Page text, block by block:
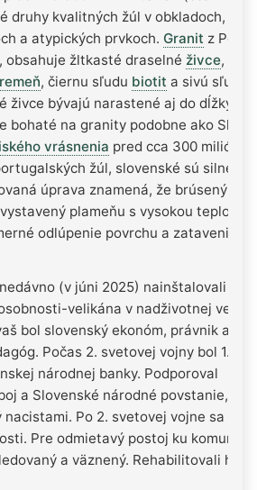
druhy kvalitných žúl v obkladoch,
a atypických prvkoch. Granit z
obsahuje žltkasté draselné živce,
, čiernu sľudu biotit a sivú sľudu
živce bývajú narastené aj do dĺžky 4
bohaté na granity podobne ako
vrásnenia pred cca 300
žúl, slovenské sú silne
úprava znamená, že brúsený
plameňu s vysokou
odlúpenie povrchu a zatavenie
(v júni 2025) nainštalovali
velikána v nadživotnej
bol slovenský ekonóm, právnik a
Počas 2. svetovej vojny bol 1.
národnej banky. Podporoval
a Slovenské národné povstanie, za
nacistami. Po 2. svetovej vojne sa
Pre odmietavý postoj ku
a väznený. Rehabilitovali ho v